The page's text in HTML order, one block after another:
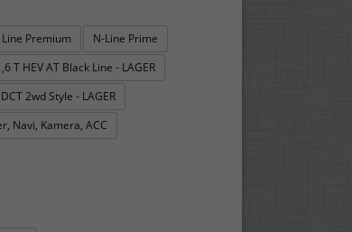
Line Premium
N-Line Prime
T HEV AT Black Line - LAGER
2wd Style - LAGER
Navi, Kamera, ACC